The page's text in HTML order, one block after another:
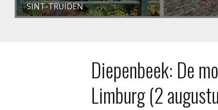
SINT-TRUIDEN
Diepenbeek: De
Limburg (2